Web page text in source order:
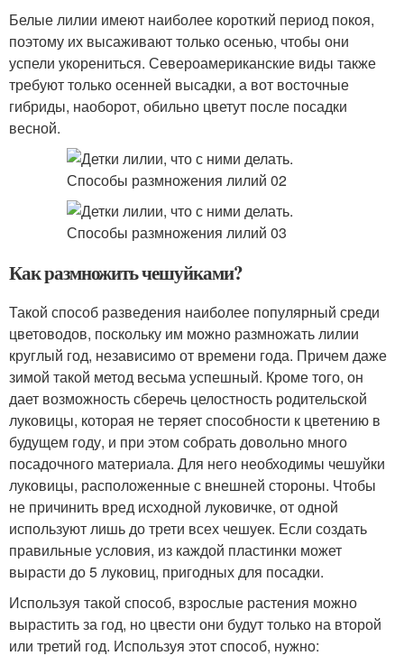
Белые лилии имеют наиболее короткий период покоя,
поэтому их высаживают только осенью, чтобы они
успели укорениться. Североамериканские виды также
требуют только осенней высадки, а вот восточные
гибриды, наоборот, обильно цветут после посадки
весной.
Как размножить чешуйками?
Такой способ разведения наиболее популярный среди
цветоводов, поскольку им можно размножать лилии
круглый год, независимо от времени года. Причем даже
зимой такой метод весьма успешный. Кроме того, он
дает возможность сберечь целостность родительской
луковицы, которая не теряет способности к цветению в
будущем году, и при этом собрать довольно много
посадочного материала. Для него необходимы чешуйки
луковицы, расположенные с внешней стороны. Чтобы
не причинить вред исходной луковичке, от одной
используют лишь до трети всех чешуек. Если создать
правильные условия, из каждой пластинки может
вырасти до 5 луковиц, пригодных для посадки.
Используя такой способ, взрослые растения можно
вырастить за год, но цвести они будут только на второй
или третий год. Используя этот способ, нужно: